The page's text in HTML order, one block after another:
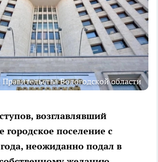
Вологодской области
возглавлявший
городское поселение с
года, неожиданно подал в